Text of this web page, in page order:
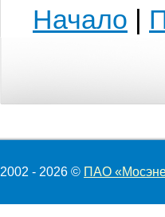
Начало |
2002 - 2026 © ПАО